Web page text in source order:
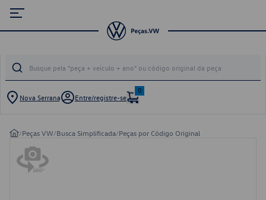
Nova Serrana Entre/registre-se
0
/Peças VW/Busca Simplificada/Peças por Código Original